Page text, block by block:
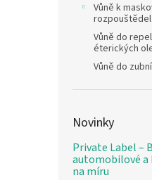
Vůně k
rozpouštědel
Vůně do
éterických
Vůně do
Novinky
Private Label –
automobilové a
na míru